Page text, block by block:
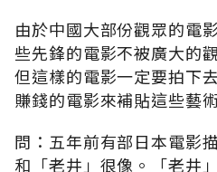
由於中國大部份觀眾的電
些先鋒的電影不被廣大的
但這樣的電影一定要拍下
賺錢的電影來補貼這些藝
問：五年前有部日本電影
和「老井」很像。「老井